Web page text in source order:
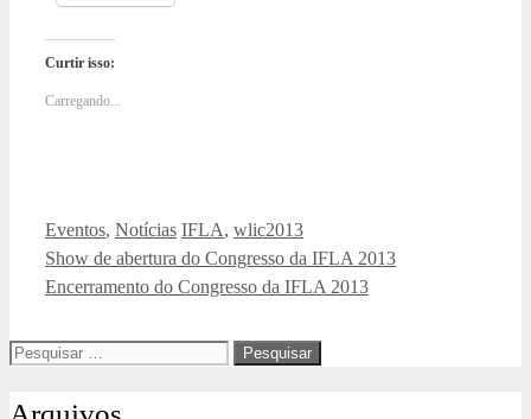
Curtir isso:
Carregando...
Categorias
Eventos, Notícias Tags
IFLA, wlic2013
Show de abertura do Congresso da IFLA 2013
Encerramento do Congresso da IFLA 2013
Pesquisar